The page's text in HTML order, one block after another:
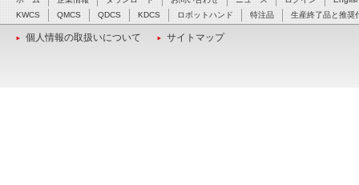
KWCS
QMCS QDCS KDCS ロボットハンド 特注品 生産終了品と推奨
個人情報の取扱いについて サイトマップ